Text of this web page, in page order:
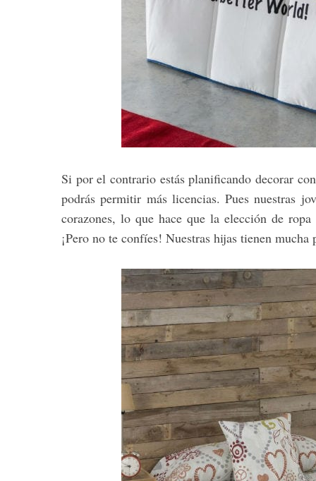
Si por el contrario estás planificando decorar
podrás permitir más licencias. Pues nuestras
corazones, lo que hace que la elección de
¡Pero no te confíes! Nuestras hijas tienen